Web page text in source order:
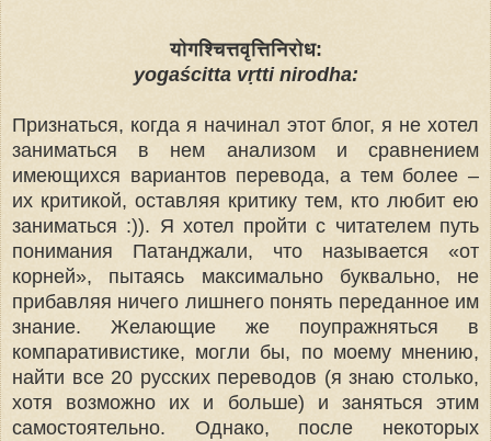
योगश्चित्तवृत्तिनिरोध:
yogaścitta vṛtti nirodha:
Признаться, когда я начинал этот блог, я не хотел
заниматься в нем анализом и сравнением
имеющихся вариантов перевода, а тем более –
их критикой, оставляя критику тем, кто любит ею
заниматься :)). Я хотел пройти с читателем путь
понимания Патанджали, что называется «от
корней», пытаясь максимально буквально, не
прибавляя ничего лишнего понять переданное им
знание. Желающие же поупражняться в
компаративистике, могли бы, по моему мнению,
найти все 20 русских переводов (я знаю столько,
хотя возможно их и больше) и заняться этим
самостоятельно. Однако, после некоторых